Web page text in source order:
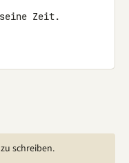
Zeit.
schreiben.